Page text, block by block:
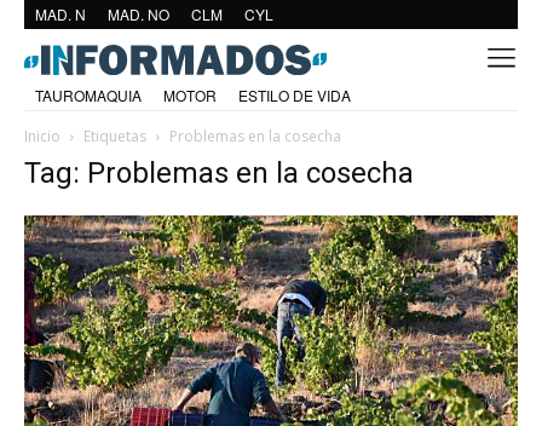
MAD. N MAD. NO CLM CYL
TAUROMAQUIA MOTOR
ESTILO DE VIDA
Inicio
Etiquetas Problemas en la cosecha
Tag: Problemas en la cosecha